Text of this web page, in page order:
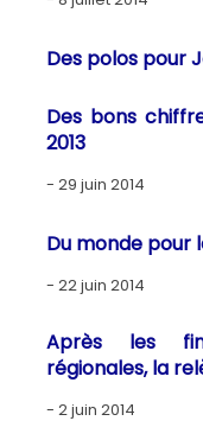
Des polos pour
Des bons
2013
29 juin 2014
Du monde pour
22 juin 2014
Après les
régionales, la
2 juin 2014